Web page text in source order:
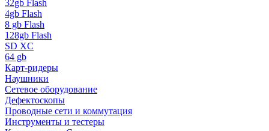
32gb Flash
4gb Flash
8 gb Flash
128gb Flash
SD XC
64 gb
Карт-ридеры
Наушники
Сетевое оборудование
Дефектоскопы
Проводные сети и коммутация
Инструменты и тестеры